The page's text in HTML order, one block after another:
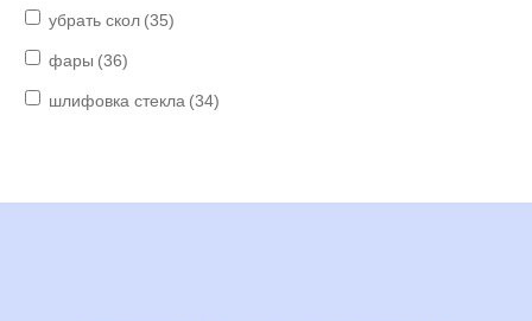
убрать скол (35)
фары (36)
шлифовка стекла (34)